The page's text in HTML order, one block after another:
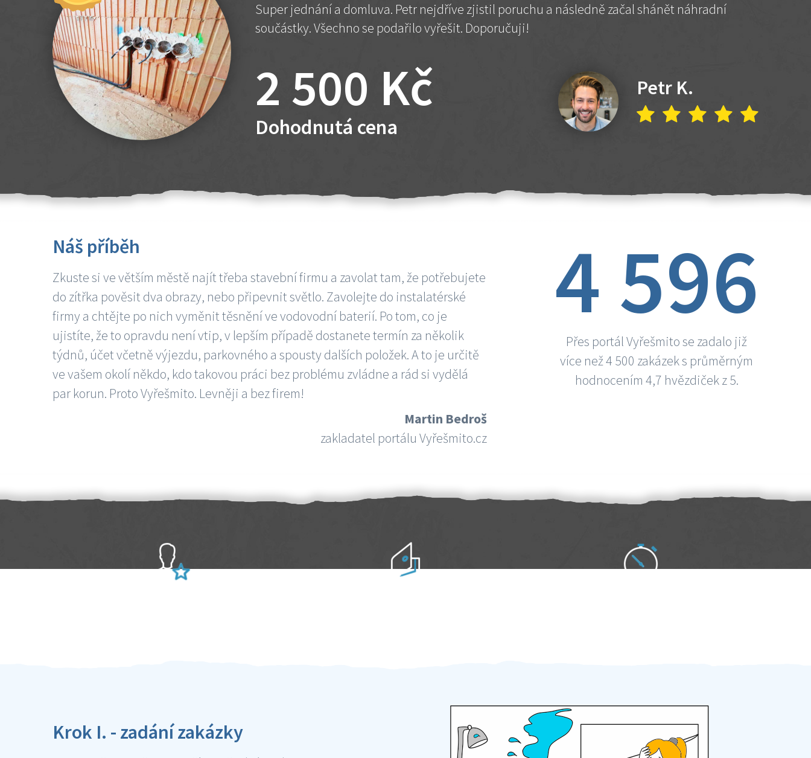
Super jednání a domluva. Petr nejdříve zjistil poruchu a následně začal shánět náhradní
součástky. Všechno se podařilo vyřešit. Doporučuji!
2 500 Kč
Dohodnutá cena
Petr K.
Náš příběh
Zkuste si ve větším městě najít třeba stavební firmu a zavolat tam, že potřebujete
do zítřka pověsit dva obrazy, nebo připevnit světlo. Zavolejte do instalatérské
firmy a chtějte po nich vyměnit těsnění ve vodovodní baterií. Po tom, co je
ujistíte, že to opravdu není vtip, v lepším případě dostanete termín za několik
týdnů, účet včetně výjezdu, parkovného a spousty dalších položek. A to je určitě
ve vašem okolí někdo, kdo takovou práci bez problému zvládne a rád si vydělá
par korun. Proto Vyřešmito. Levněji a bez firem!
Martin Bedroš
zakladatel portálu Vyřešmito.cz
4 596
Přes portál Vyřešmito se zadalo již
více než 4 500 zakázek s průměrným
hodnocením 4,7 hvězdiček z 5.
Krok I. - zadání zakázky